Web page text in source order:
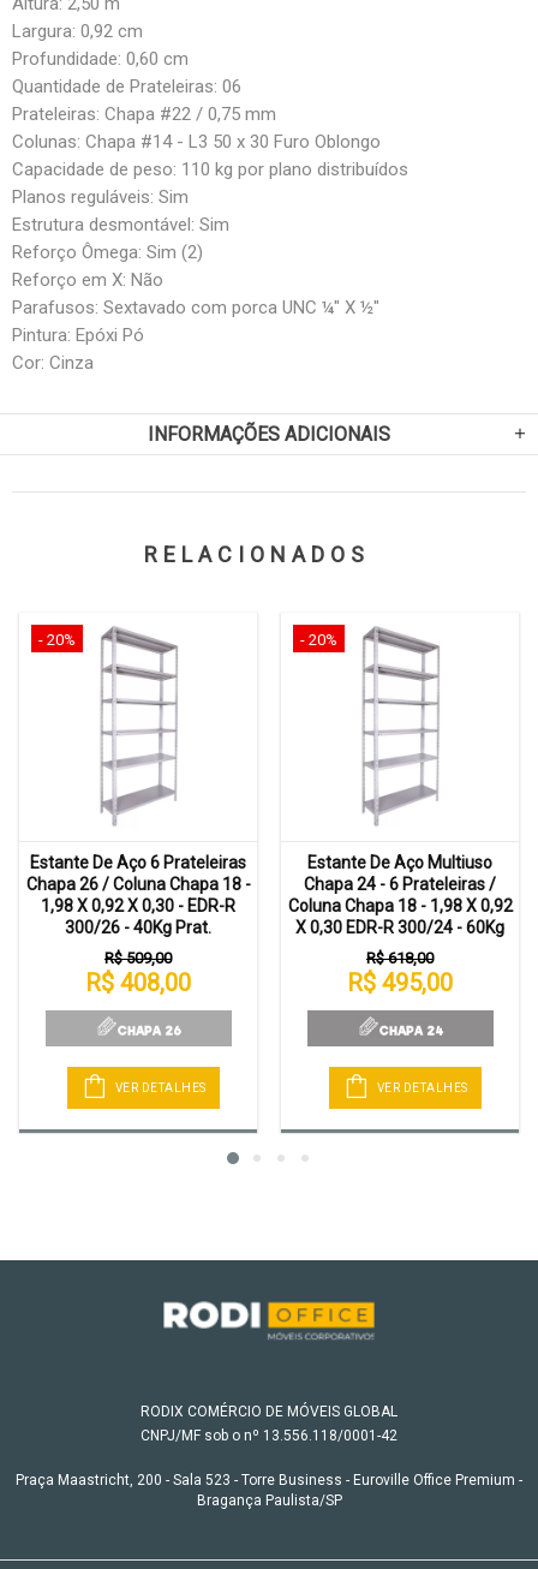
Largura: 0,92 cm
Profundidade: 0,60 cm
Quantidade de Prateleiras: 06
Prateleiras: Chapa #22 / 0,75 mm
Colunas: Chapa #14 - L3 50 x 30 Furo Oblongo
Capacidade de peso: 110 kg por plano distribuídos
Planos reguláveis: Sim
Estrutura desmontável: Sim
Reforço Ômega: Sim (2)
Reforço em X: Não
Parafusos: Sextavado com porca UNC ¼" X ½"
Pintura: Epóxi Pó
Cor: Cinza
INFORMAÇÕES ADICIONAIS
RELACIONADOS
- 20%
Estante De Aço 6 Prateleiras
Chapa 26 / Coluna Chapa 18 -
1,98 X 0,92 X 0,30 - EDR-R
300/26 - 40Kg Prat.
R$ 509,00
R$ 408,00
VER DETALHES
- 20%
Estante De Aço Multiuso
Chapa 24 - 6 Prateleiras /
Coluna Chapa 18 - 1,98 X 0,92
X 0,30 EDR-R 300/24 - 60Kg
R$ 618,00
R$ 495,00
VER DETALHES
RODIX COMÉRCIO DE MÓVEIS GLOBAL
CNPJ/MF sob o nº 13.556.118/0001-42
Praça Maastricht, 200 - Sala 523 - Torre Business - Euroville Office Premium -
Bragança Paulista/SP